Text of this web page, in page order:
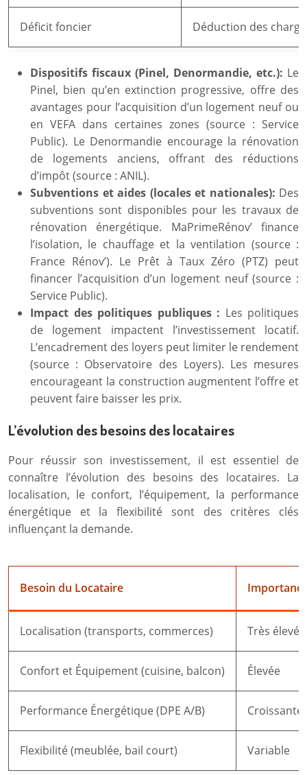
Déficit foncier Déduction des
Dispositifs fiscaux (Pinel, Denormandie, etc.): Le
Pinel, bien qu’en extinction progressive, offre des
avantages pour l’acquisition d’un logement neuf ou
en VEFA dans certaines zones (source : Service
Public). Le Denormandie encourage la rénovation
de logements anciens, offrant des réductions
d’impôt (source : ANIL).
Subventions et aides (locales et nationales): Des
subventions sont disponibles pour les travaux de
rénovation énergétique. MaPrimeRénov’ finance
l’isolation, le chauffage et la ventilation (source :
France Rénov’). Le Prêt à Taux Zéro (PTZ) peut
financer l’acquisition d’un logement neuf (source :
Service Public).
Impact des politiques publiques : Les politiques
de logement impactent l’investissement locatif.
L’encadrement des loyers peut limiter le rendement
(source : Observatoire des Loyers). Les mesures
encourageant la construction augmentent l’offre et
peuvent faire baisser les prix.
L’évolution des besoins des locataires
Pour réussir son investissement, il est essentiel de
connaître l’évolution des besoins des locataires. La
localisation, le confort, l’équipement, la performance
énergétique et la flexibilité sont des critères clés
influençant la demande.
Besoin du Locataire
Localisation (transports, commerces) Très élevée
Confort et Équipement (cuisine, balcon) Élevée
Performance Énergétique (DPE A/B) Croissante
Flexibilité (meublée, bail court) Variable